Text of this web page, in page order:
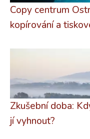
Copy centrum
kopírování a
Zkušební doba:
jí vyhnout?